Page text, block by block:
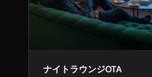
ナイトラウンジOTA